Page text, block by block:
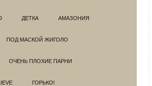
ДЕТКА АМАЗОНИЯ
ПОД МАСКОЙ ЖИГОЛО
ОЧЕНЬ ПЛОХИЕ ПАРНИ
ГОРЬКО!